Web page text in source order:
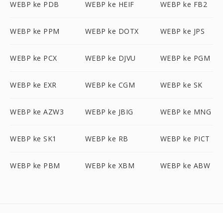
WEBP ke PDB WEBP ke HEIF WEBP ke FB2
WEBP ke PPM WEBP ke DOTX WEBP ke JPS
WEBP ke PCX WEBP ke DJVU WEBP ke PGM
WEBP ke EXR WEBP ke CGM WEBP ke SK
WEBP ke AZW3 WEBP ke JBIG WEBP ke MNG
WEBP ke SK1 WEBP ke RB WEBP ke PICT
WEBP ke PBM WEBP ke XBM WEBP ke ABW